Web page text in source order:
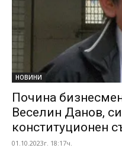
НОВИНИ
Почина
Веселин Данов,
конституционен
01.10.2023г. 18:17ч.